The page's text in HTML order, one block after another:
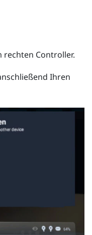
rechten Controller.
Ihren